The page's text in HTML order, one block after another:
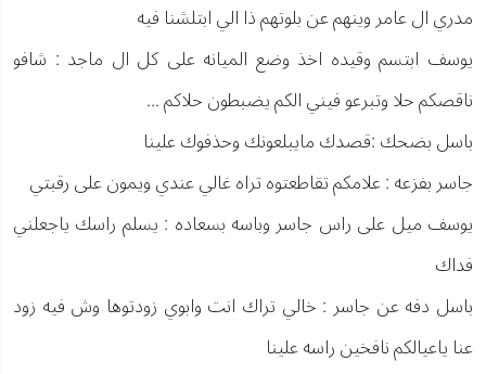
مدري ال عامر وينهم عن بلوتهم ذا الي ابتلشنا فيه
يوسف ابتسم وقيده اخذ وضع الميانه على كل ال ماجد : شافو
ناقصكم حلا وتبرعو فيني الكم يضبطون حلاكم ...
باسل بضحك :قصدك مايبلعونك وحذفوك علينا
جاسر بفزعه : علامكم تقاطعتوه تراه غالي عندي ويمون على رقبتي
يوسف ميل على راس جاسر وباسه بسعاده : يسلم راسك ياجعلني
فداك
باسل دفه عن جاسر : خالي تراك انت وابوي زودتوها وش فيه زود
عنا ياعيالكم نافخين راسه علينا